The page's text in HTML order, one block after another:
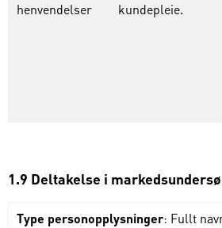
henvendelser
kundepleie.
1.9 Deltakelse i
Type personopplysninger: Fullt